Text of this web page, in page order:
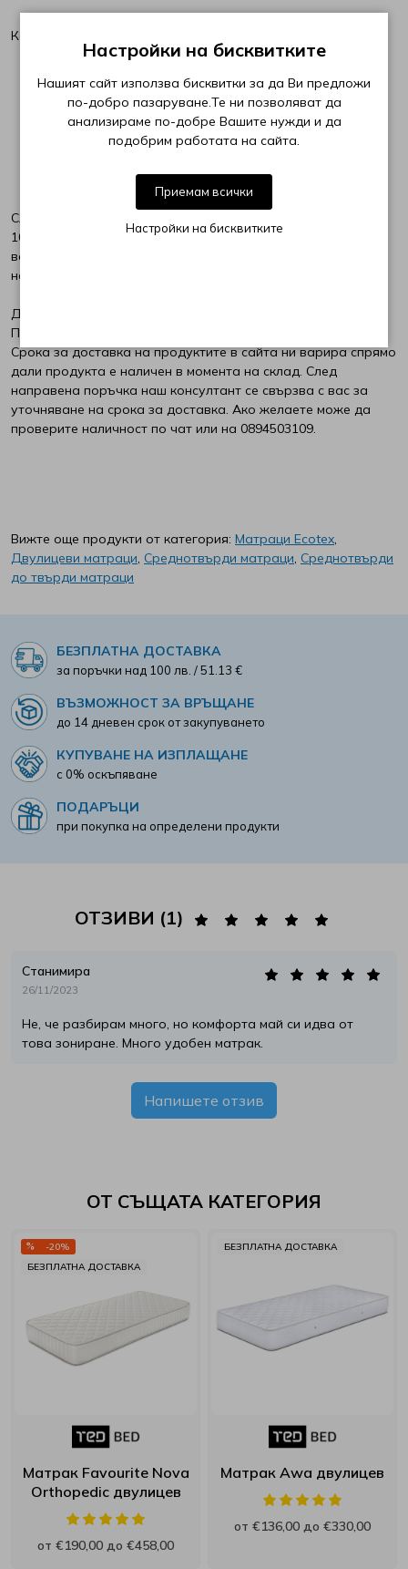
Калъф:
Mira wave термоизолационен материал за оптимална
терморегулация
Две степени на твърдост
След като вашият нов матрак Екотекс пристигне, ще имате
100 нощи, за да решите дали това е идеалният матрак за
вас. Ако ви харесва, просто го запазете и се
наслаждавайте на пълноценен сън, нощ след нощ.
Доставка:
При наличност - 3 работни дни.
Срока за доставка на продуктите в сайта ни варира спрямо
дали продукта е наличен в момента на склад. След
направена поръчка наш консултант се свързва с вас за
уточняване на срока за доставка. Ако желаете може да
проверите наличност по чат или на 0894503109.
Вижте още продукти от категория: Матраци Ecotex,
Двулицеви матраци, Среднотвърди матраци, Среднотвърди
до твърди матраци
БЕЗПЛАТНА ДОСТАВКА
за поръчки над 100 лв. / 51.13 €
ВЪЗМОЖНОСТ ЗА ВРЪЩАНЕ
до 14 дневен срок от закупуването
КУПУВАНЕ НА ИЗПЛАЩАНЕ
с 0% оскъпяване
ПОДАРЪЦИ
при покупка на определени продукти
ОТЗИВИ (1)
Станимира
26/11/2023
Не, че разбирам много, но комфорта май си идва от
това зониране. Много удобен матрак.
Напишете отзив
ОТ СЪЩАТА КАТЕГОРИЯ
-20%
БЕЗПЛАТНА ДОСТАВКА
Матрак Favourite Nova
Orthopedic двулицев
от €190,00 до €458,00
БЕЗПЛАТНА ДОСТАВКА
Матрак Awa двулицев
от €136,00 до €330,00
Настройки на бисквитките
Нашият сайт използва бисквитки за да Ви предложи
по-добро пазаруване.Те ни позволяват да
анализираме по-добре Вашите нужди и да
подобрим работата на сайта.
Приемам всички
Настройки на бисквитките
РосМари
ТЕД